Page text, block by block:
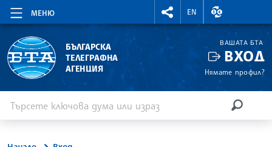
МЕНЮ
RIGHTMENU.SOCIAL
EN
ВАЛУТНИ
БЪЛГАРСКА
ТЕЛЕГРАФНА
АГЕНЦИЯ
ВАШАТА БТА
ВХОД
Нямате профил?